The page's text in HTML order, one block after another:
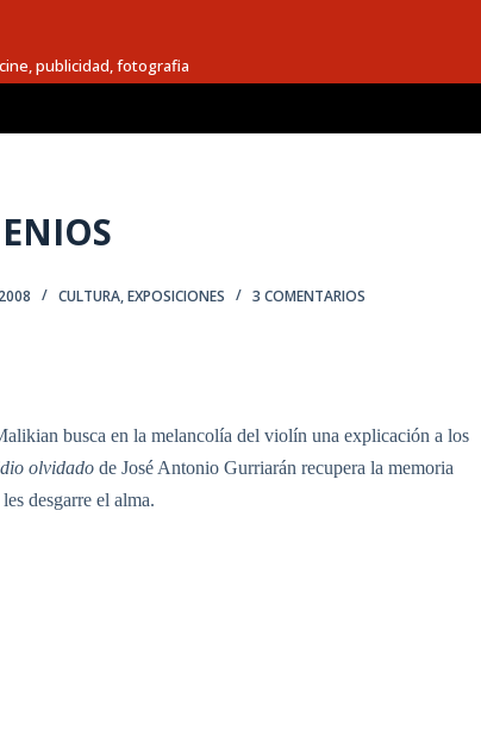
publicidad, fotografia
CULTURA,EXPOSICIONES 3 COMENTARIOS
busca en la melancolía del violín una explicación a los
olvidado de José Antonio Gurriarán recupera la memoria
desgarre el alma.